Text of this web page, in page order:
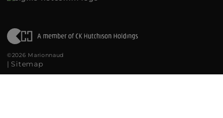
©2026 Marionnaud
| Sitemap